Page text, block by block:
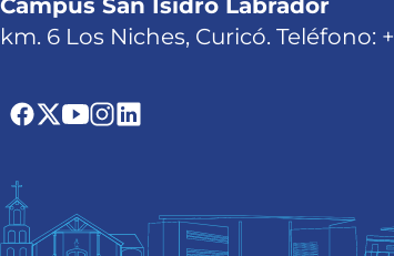
Campus San Isidro Labrador
km. 6 Los Niches, Curicó. Teléfono: